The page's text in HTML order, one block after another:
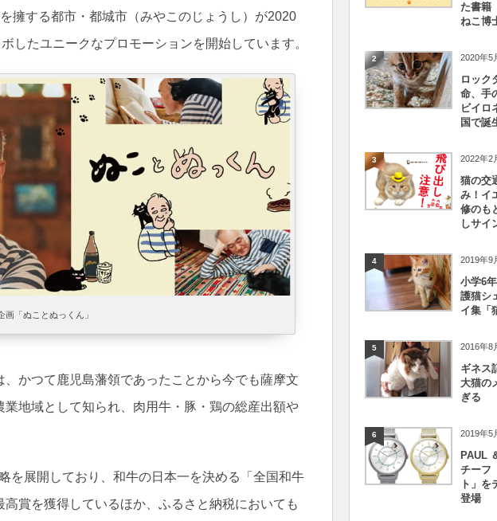
擁する都市・都城市（みやこのじょうし）が2020
したユニークなプロモーションを開始しています。
画「ぬことぬっくん」
かつて鹿児島藩領であったことから今でも薩摩文
地域として知られ、肉用牛・豚・鶏の総産出額や
を展開しており、和牛の日本一を決める「全国和牛
賞を獲得しているほか、ふるさと納税においても
た書籍
ねこ博
2 2020年5
ロック
命、手
ビイロ
国で誕
3 2022年2
猫の交
み！イ
修のも
しサイ
4 2019年9
小学6
護猫シ
イ集「
5 2016年8
ギネス
大猫の
ぎる
6 2019年5
PAUL
チーフ
ト」を
登場